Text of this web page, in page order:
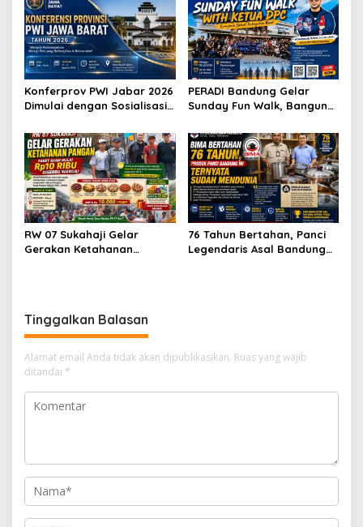
Karier Internasional
Konferprov PWI Jabar 2026
Dimulai dengan Sosialisasi
Transparansi dan
Profesionalisme
PERADI Bandung Gelar
Sunday Fun Walk, Bangun
Integritas Advokat
RW 07 Sukahaji Gelar
Gerakan Ketahanan
76 Tahun Bertahan, Panci
Legendaris Asal Bandung
Tinggalkan Balasan
Alamat email Anda tidak akan dipublikasikan. Ruas yang wajib
ditandai *